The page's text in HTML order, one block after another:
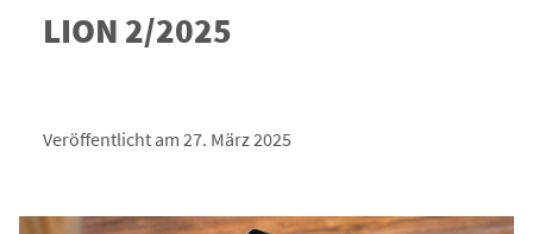
LION 2/2025
Veröffentlicht am 27. März 2025